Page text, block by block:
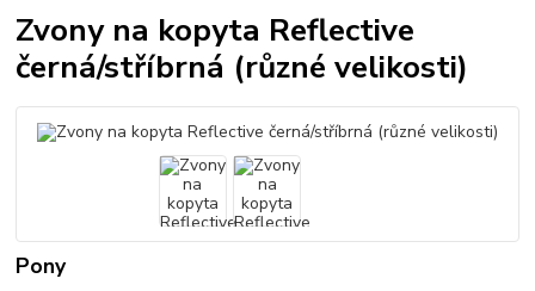
Zvony na kopyta Reflective
černá/stříbrná (různé velikosti)
Pony